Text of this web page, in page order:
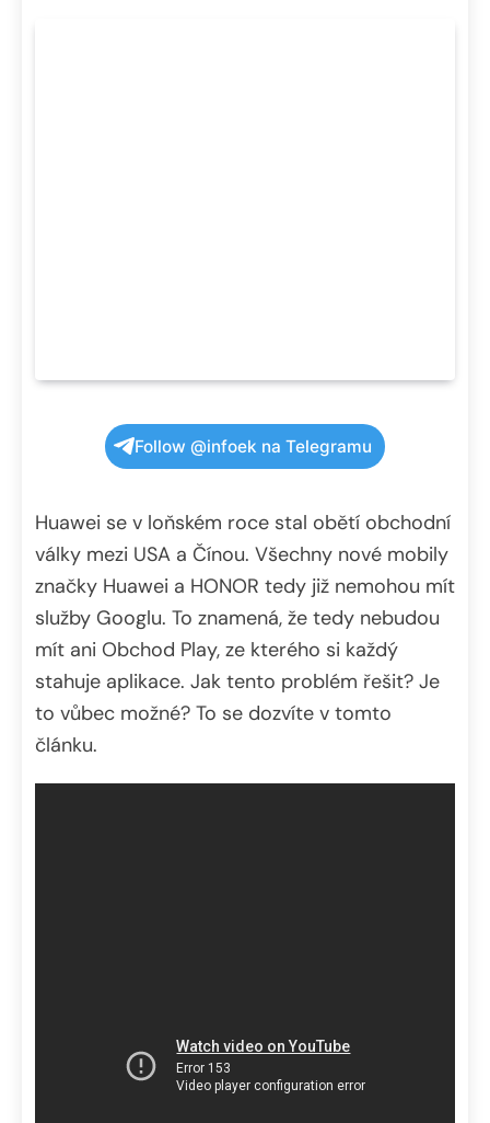
Follow @infoek na Telegramu
Huawei se v loňském roce stal obětí obchodní
války mezi USA a Čínou. Všechny nové mobily
značky Huawei a HONOR tedy již nemohou mít
služby Googlu. To znamená, že tedy nebudou
mít ani Obchod Play, ze kterého si každý
stahuje aplikace. Jak tento problém řešit? Je
to vůbec možné? To se dozvíte v tomto
článku.